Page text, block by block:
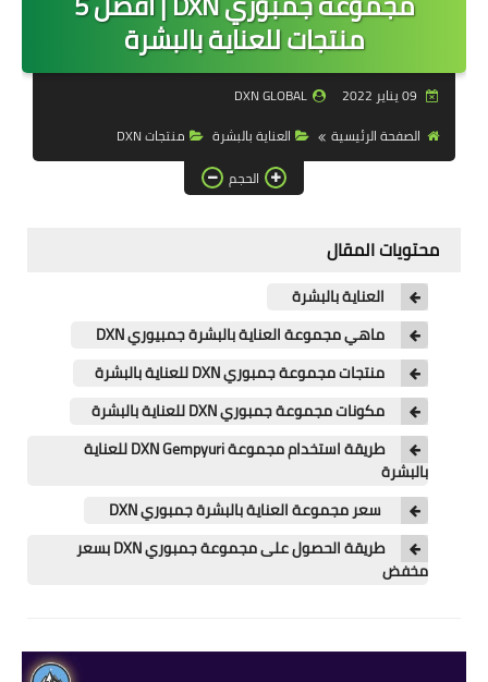
مكملات DXN
اخلص لصحتك
شراء منتجات DXN
منتجات للعناية بالبشرة
DXN GLOBAL
الصفحة الرئيسية
العناية بالبشرة
منتجات DXN
الحجم
محتويات المقال
العناية بالبشرة
ماهي مجموعة العناية بالبشرة جمبيوري DXN
منتجات مجموعة جمبوري DXN للعناية بالبشرة
مكونات مجموعة جمبوري DXN للعناية بالبشرة
طريقة استخدام مجموعة DXN Gempyuri للعناية
بالبشرة
سعر مجموعة العناية بالبشرة جمبوري DXN
طريقة الحصول على مجموعة جمبوري DXN بسعر
مخفض